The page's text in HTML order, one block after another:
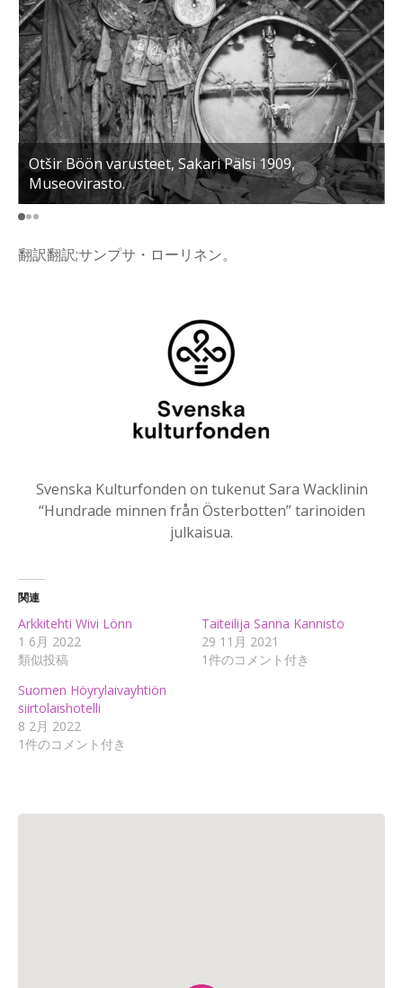
Otšir Böön varusteet, Sakari Pälsi 1909,
Museovirasto.
翻訳翻訳;サンプサ・ローリネン。
Svenska Kulturfonden on tukenut Sara Wacklinin
“Hundrade minnen från Österbotten” tarinoiden
julkaisua.
関連
Arkkitehti Wivi Lönn
1 6月 2022
類似投稿
Taiteilija Sanna Kannisto
29 11月 2021
1件のコメント付き
Suomen Höyrylaivayhtiön
siirtolaishotelli
8 2月 2022
1件のコメント付き